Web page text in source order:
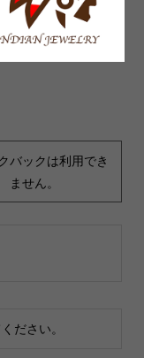
Tee Poetic Jus
トゥパック ホワイ
バックは利用でき
ません。
ださい。